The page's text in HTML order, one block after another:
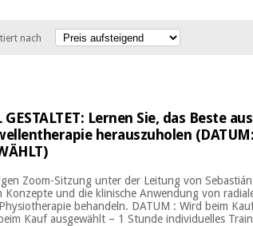
nach
Lernen Sie, das Beste
herauszuholen
Zoom-Sitzung unter der Leitung von
Konzepte und die klinische Anwendung von
behandeln. DATUM : Wird beim
Kauf ausgewählt – 1 Stunde individuelles